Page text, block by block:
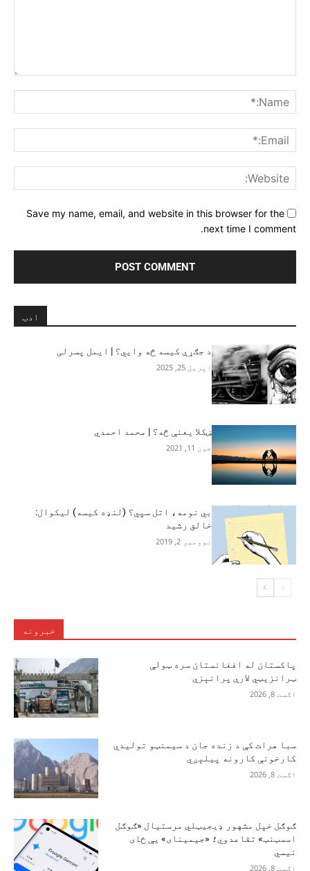
Save my name, email, and website in this browser for the
next time I comment.
ادب
د جګړې کیسه څه وايي؟ | ایمل پسرلی
اپریل 25, 2025
ښکلا یعنې څه؟ | محمد احمدي
جون 11, 2021
بي نومه، اتل سپي؟ (لنډه کیسه) لیکوال:
خالق رشید
نوومبر 2, 2019
خبرونه
پاکستان له افغانستان سره ټولې
ټرانزیټي لارې پرانېزي
اګست 8, 2026
سبا هرات کې د زنده جان د سیمنټو تولیدي
کارخونې کارونه پیلېږي
اګست 8, 2026
ګوګل خپل مشهور ډیجیټلي مرستیال «ګوګل
اسسټنټ» تقاعدوي؛ «جیمینای» یې ځای
نیسي
اګست 8, 2026